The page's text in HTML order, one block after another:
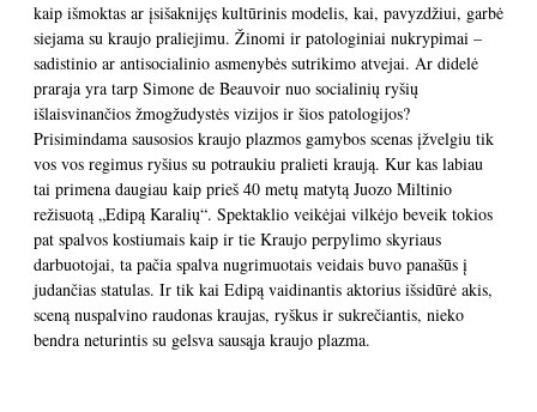
kaip išmoktas ar įsišaknijęs kultūrinis modelis, kai, pavyzdžiui, garbė
siejama su kraujo praliejimu. Žinomi ir patologiniai nukrypimai –
sadistinio ar antisocialinio asmenybės sutrikimo atvejai. Ar didelė
praraja yra tarp Simone de Beauvoir nuo socialinių ryšių
išlaisvinančios žmogžudystės vizijos ir šios patologijos?
Prisimindama sausosios kraujo plazmos gamybos scenas įžvelgiu tik
vos vos regimus ryšius su potraukiu pralieti kraują. Kur kas labiau
tai primena daugiau kaip prieš 40 metų matytą Juozo Miltinio
režisuotą „Edipą Karalių“. Spektaklio veikėjai vilkėjo beveik tokios
pat spalvos kostiumais kaip ir tie Kraujo perpylimo skyriaus
darbuotojai, ta pačia spalva nugrimuotais veidais buvo panašūs į
judančias statulas. Ir tik kai Edipą vaidinantis aktorius išsidūrė akis,
sceną nuspalvino raudonas kraujas, ryškus ir sukrečiantis, nieko
bendra neturintis su gelsva sausąja kraujo plazma.